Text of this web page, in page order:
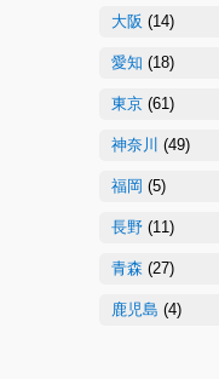
大阪 (14)
愛知 (18)
東京 (61)
神奈川 (49)
福岡 (5)
長野 (11)
青森 (27)
鹿児島 (4)